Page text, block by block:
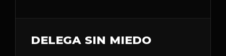
DELEGA SIN MIEDO